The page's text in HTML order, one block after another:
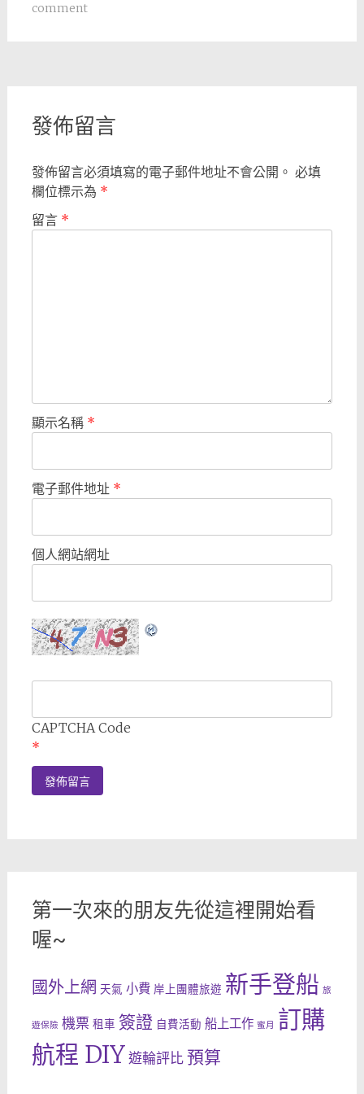
comment
navigation
發佈留言
發佈留言必須填寫的電子郵件地址不會公開。 必填
欄位標示為 *
留言 *
顯示名稱 *
電子郵件地址 *
個人網站網址
CAPTCHA Code
*
第一次來的朋友先從這裡開始看
喔~
國外上網 天氣 小費 岸上團體旅遊 新手登船 旅
遊保險 機票 租車 簽證 自費活動 船上工作 蜜月 訂購
航程 DIY遊輪評比預算